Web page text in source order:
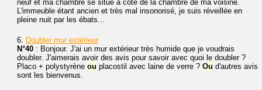
neuf et ma chambre se situe à côté de la chambre de ma voisine.
L'immeuble étant ancien et très mal insonorisé, je suis réveillée en
pleine nuit par les ébats...
6.
Doubler mur extérieur
N°40 : Bonjour. J'ai un mur extérieur très humide que je voudrais
doubler. J'aimerais avoir des avis pour savoir avec quoi le doubler ?
Placo + polystyrène ou placostil avec laine de verre ? Ou d'autres avis
sont les bienvenus.